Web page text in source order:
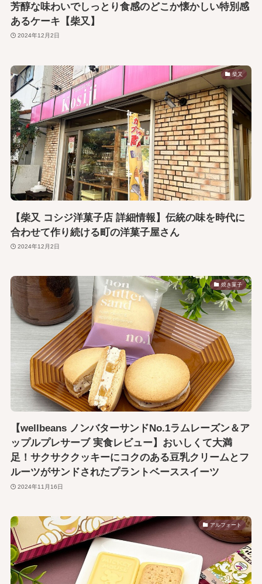
芳醇な味わいでしっとり食感のどこか懐かしい特別感
あるケーキ【柴又】
2024年12月2日
柴又
【柴又 コシジ洋菓子店 詳細情報】伝統の味を時代に
合わせて作り続ける町の洋菓子屋さん
2024年12月2日
焼き菓子
【wellbeans ノンバターサンドNo.1ラムレーズン＆ア
ップルプレサーブ 実食レビュー】おいしくて大満
足！サクサククッキーにコクのある豆乳クリームとフ
ルーツがサンドされたプラントベーススイーツ
2024年11月16日
アルフォート